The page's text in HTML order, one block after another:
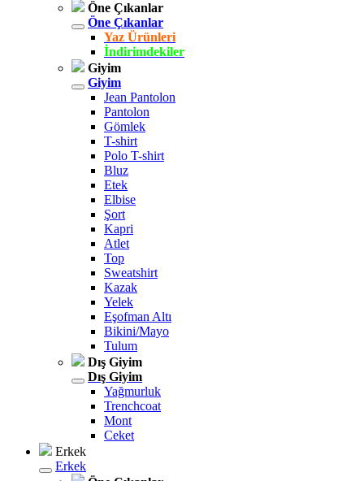
Öne Çıkanlar
Öne Çıkanlar
Yaz Ürünleri
İndirimdekiler
Giyim
Giyim
Jean Pantolon
Pantolon
Gömlek
T-shirt
Polo T-shirt
Bluz
Etek
Elbise
Şort
Kapri
Atlet
Top
Sweatshirt
Kazak
Yelek
Eşofman Altı
Bikini/Mayo
Tulum
Dış Giyim
Dış Giyim
Yağmurluk
Trenchcoat
Mont
Ceket
Erkek
Erkek